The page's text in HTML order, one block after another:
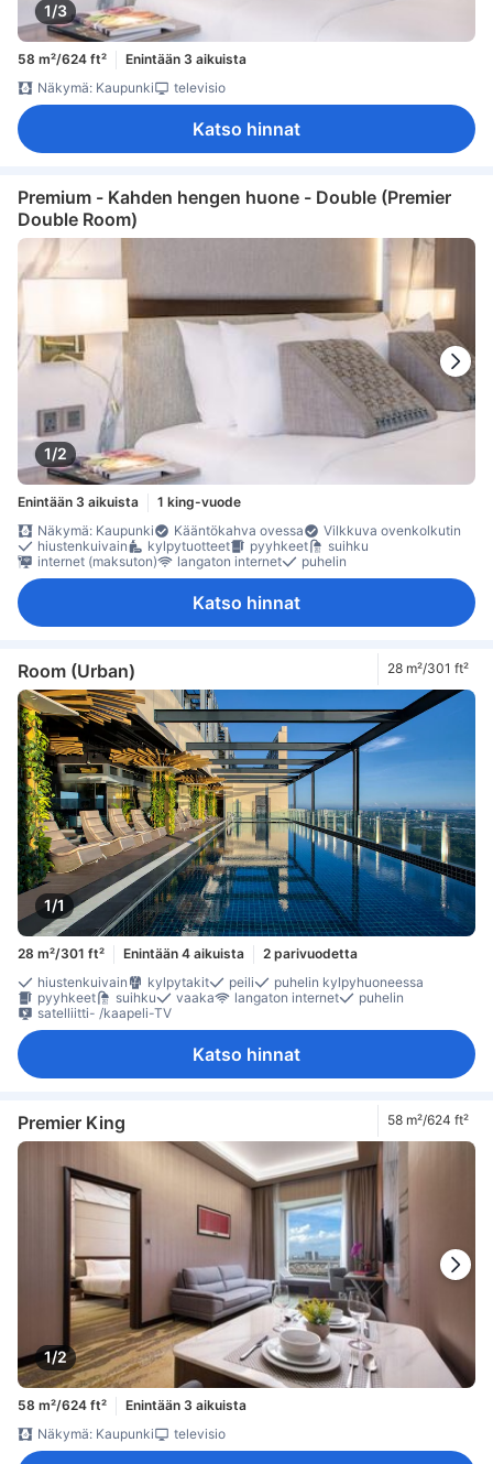
1/3
58 m²/624 ft²
Enintään 3 aikuista
Näkymä: Kaupunki
televisio
Katso hinnat
Premium - Kahden hengen huone - Double (Premier
Double Room)
1/2
Enintään 3 aikuista
1 king-vuode
Näkymä: Kaupunki
Kääntökahva ovessa
Vilkkuva ovenkolkutin
hiustenkuivain
kylpytuotteet pyyhkeet
suihku
internet (maksuton)
langaton internet puhelin
Katso hinnat
Room (Urban) 28 m²/301 ft²
1/1
28 m²/301 ft² Enintään 4 aikuista
2 parivuodetta
hiustenkuivain
kylpytakit peili
puhelin kylpyhuoneessa
pyyhkeet
suihku vaaka langaton internet
puhelin
satelliitti- /kaapeli-TV
Katso hinnat
Premier King 58 m²/624 ft²
1/2
58 m²/624 ft²
Enintään 3 aikuista
Näkymä: Kaupunki
televisio